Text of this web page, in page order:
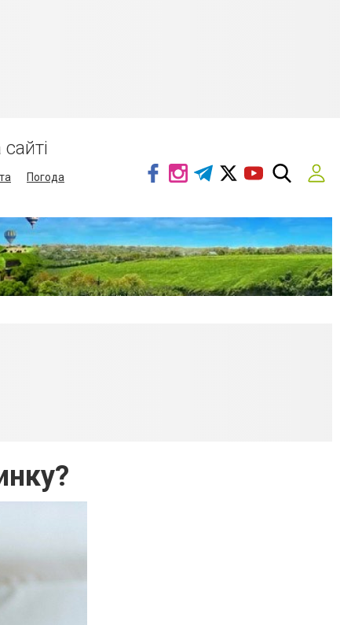
Погода